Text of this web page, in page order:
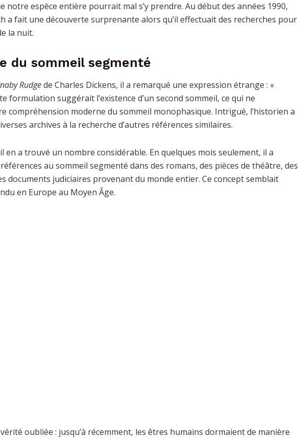
notre espèce entière pourrait mal s’y prendre. Au début des années 1990,
a fait une découverte surprenante alors qu’il effectuait des recherches pour
la nuit.
du sommeil segmenté
Rudgede Charles Dickens, il a remarqué une expression étrange : «
formulation suggérait l’existence d’un second sommeil, ce qui ne
compréhension moderne du sommeil monophasique. Intrigué, l’historien a
archives à la recherche d’autres références similaires.
en a trouvé un nombre considérable. En quelques mois seulement, il a
au sommeil segmenté dans des romans, des pièces de théâtre, des
documents judiciaires provenant du monde entier. Ce concept semblait
en Europe au Moyen Âge.
oubliée : jusqu’à récemment, les êtres humains dormaient de manière